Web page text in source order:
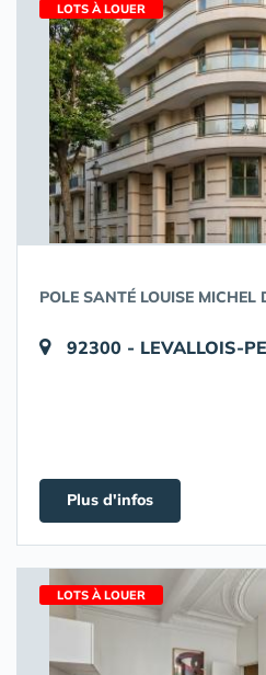
LOTS À LOUER
POLE SANTÉ LOUISE MICHEL
92300 - LEVALLOIS-
Plus d'infos
LOTS À LOUER